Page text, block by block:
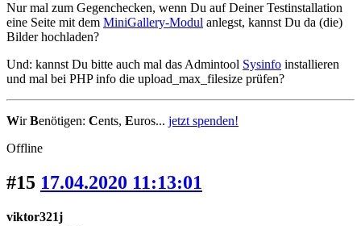
Nur mal zum Gegenchecken, wenn Du auf Deiner Testinstallation
eine Seite mit dem MiniGallery-Modul anlegst, kannst Du da (die)
Bilder hochladen?
Und: kannst Du bitte auch mal das Admintool Sysinfo installieren
und mal bei PHP info die upload_max_filesize prüfen?
WirBenötigen: Cents, Euros... jetzt spenden!
Offline
#15 17.04.2020 11:13:01
viktor321j